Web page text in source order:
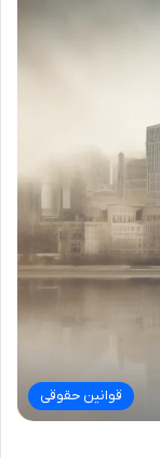
قوانین حقوقی